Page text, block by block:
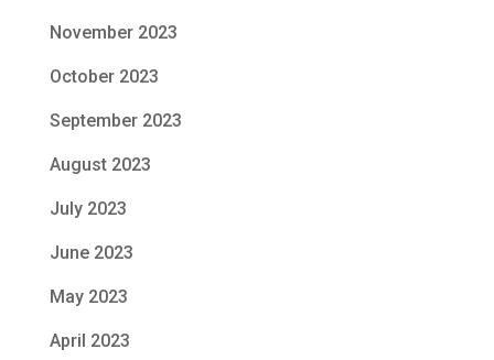
November 2023
October 2023
September 2023
August 2023
July 2023
June 2023
May 2023
April 2023